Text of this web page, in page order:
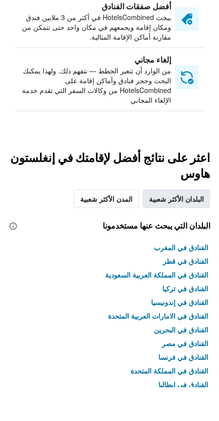
أفضل صفقات الفنادق
يبحث HotelsCombined في أكثر من 3 ملايين فندق
ومكان إقامة ويجمعهم في مكان واحد حتى تتمكن من
مقارنة أماكن الإقامة المثالية.
إلغاء مجاني
من الوارد أن تتغير الخطط — نتفهم ذلك. ولهذا يمكنك
البحث وحجز فنادق وأماكن إقامة على
HotelsCombined من وكالات السفر التي تقدم خدمة
الإلغاء المجاني
اعثر على نتائج أفضل لإقامتك في إنغلستون
هاوس
البلدان الأكثر شعبية المدن الأكثر شعبية
البلدان التي يبحث عنها مستخدمونا
الفنادق في المغرب
الفنادق في قطر
الفنادق في المملكة العربية السعودية
الفنادق في تركيا
الفنادق في إندونيسيا
الفنادق في الامارات العربية المتحدة
الفنادق في البحرين
الفنادق في مصر
الفنادق في فرنسا
الفنادق في المملكة المتحدة
الفنادق في إيطاليا